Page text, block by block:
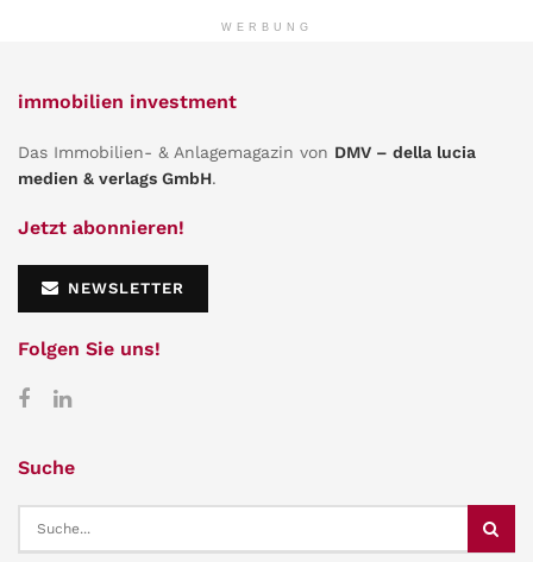
WERBUNG
immobilien investment
Das Immobilien- & Anlagemagazin von DMV – della lucia
medien & verlags GmbH.
Jetzt abonnieren!
NEWSLETTER
Folgen Sie uns!
Suche